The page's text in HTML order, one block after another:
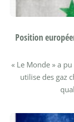
Position
« Le Monde » a
utilise des gaz